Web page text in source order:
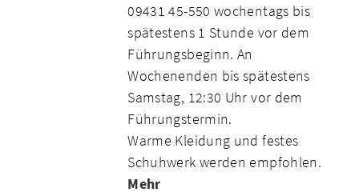
09431 45-550 wochentags bis
spätestens 1 Stunde vor dem
Führungsbeginn. An
Wochenenden bis spätestens
Samstag, 12:30 Uhr vor dem
Führungstermin.
Warme Kleidung und festes
Schuhwerk werden empfohlen.
Mehr